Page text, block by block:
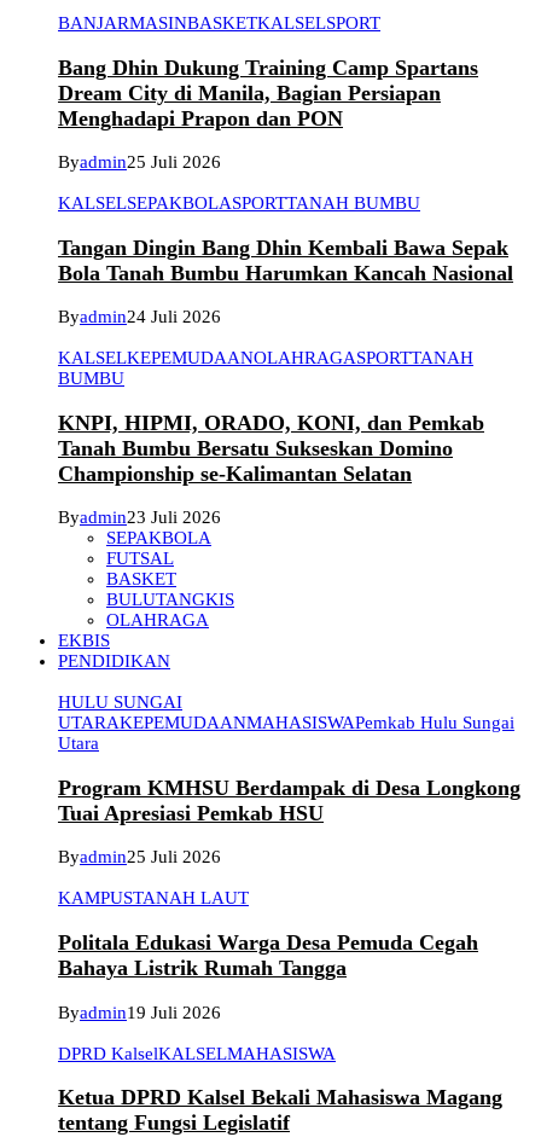
BANJARMASINBASKETKALSELSPORT
Bang Dhin Dukung Training Camp Spartans
Dream City di Manila, Bagian Persiapan
Menghadapi Prapon dan PON
Byadmin25 Juli 2026
KALSELSEPAKBOLASPORTTANAH BUMBU
Tangan Dingin Bang Dhin Kembali Bawa Sepak
Bola Tanah Bumbu Harumkan Kancah Nasional
Byadmin24 Juli 2026
KALSELKEPEMUDAANOLAHRAGASPORTTANAH
BUMBU
KNPI, HIPMI, ORADO, KONI, dan Pemkab
Tanah Bumbu Bersatu Sukseskan Domino
Championship se-Kalimantan Selatan
Byadmin23 Juli 2026
SEPAKBOLA
FUTSAL
BASKET
BULUTANGKIS
OLAHRAGA
EKBIS
PENDIDIKAN
HULU SUNGAI
UTARAKEPEMUDAANMAHASISWAPemkab Hulu Sungai
Utara
Program KMHSU Berdampak di Desa Longkong
Tuai Apresiasi Pemkab HSU
Byadmin25 Juli 2026
KAMPUSTANAH LAUT
Politala Edukasi Warga Desa Pemuda Cegah
Bahaya Listrik Rumah Tangga
Byadmin19 Juli 2026
DPRD KalselKALSELMAHASISWA
Ketua DPRD Kalsel Bekali Mahasiswa Magang
tentang Fungsi Legislatif